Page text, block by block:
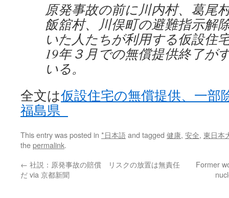
原発事故の前に川内村、葛尾
飯舘村、川俣町の避難指示解
いた人たちが利用する仮設住
19年３月での無償提供終了が
いる。
全文は仮設住宅の無償提供、一
福島県
This entry was posted in *日本語and tagged 健康, 安全, 東日本
thepermalink.
← 社説：原発事故の賠償 リスクの放置は無責任
だ via 京都新聞
Former